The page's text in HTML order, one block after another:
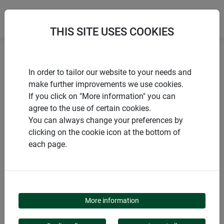
Accueil
Mangeoires à oiseaux
Silo à nourriture pour oiseaux avec toit en appentis XL
PRODUITS
SILO À NOURRITURE
POUR OISEAUX AVEC
THIS SITE USES COOKIES
In order to tailor our website to your needs and
make further improvements we use cookies.
If you click on "More information" you can
agree to the use of certain cookies.
You can always change your preferences by
clicking on the cookie icon at the bottom of
each page.
More information